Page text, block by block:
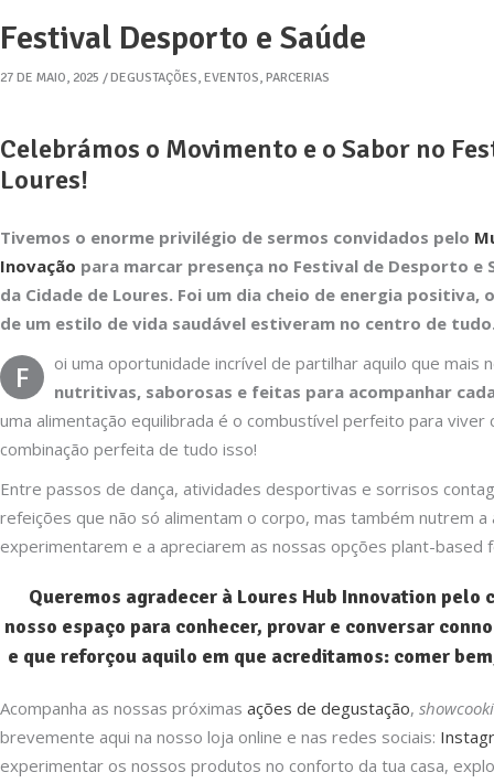
Festival Desporto e Saúde
27 DE MAIO, 2025 DEGUSTAÇÕES, EVENTOS, PARCERIAS
Celebrámos o Movimento e o Sabor no
Loures!
Tivemos o enorme privilégio de sermos convidados pelo
Inovação para marcar presença no Festival de Desporto e
da Cidade de Loures. Foi um dia cheio de energia
de um estilo de vida saudável estiveram no centro de
F
oi uma oportunidade incrível de partilhar aquilo que mais
nutritivas, saborosas e feitas para acompanhar
uma alimentação equilibrada é o combustível perfeito para
combinação perfeita de tudo isso!
Entre passos de dança, atividades desportivas e sorrisos
refeições que não só alimentam o corpo, mas também nutrem
experimentarem e a apreciarem as nossas opções plant-
Queremos agradecer à Loures Hub Innovationpelo
nosso espaço para conhecer, provar e conversar
e que reforçou aquilo em que acreditamos: comer
Acompanha as nossas próximas ações de degustação,
brevemente aqui na nosso loja online e nas redes sociais:
experimentar os nossos produtos no conforto da tua casa,